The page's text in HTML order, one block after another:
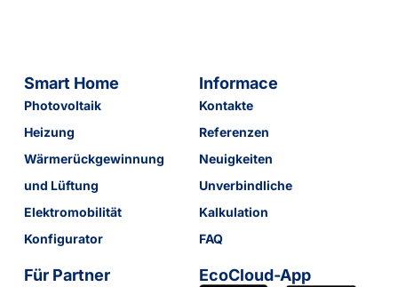
Smart Home
Photovoltaik
Heizung
Wärmerückgewinnung
und Lüftung
Elektromobilität
Konfigurator
Informace
Kontakte
Referenzen
Neuigkeiten
Unverbindliche
Kalkulation
FAQ
Für Partner EcoCloud-App